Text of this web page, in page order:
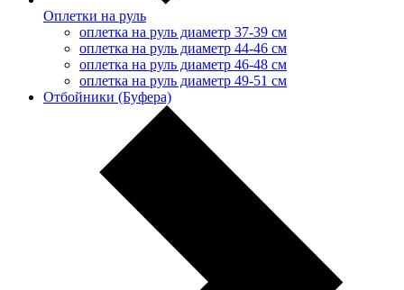
Оплетки на руль
оплетка на руль диаметр 37-39 см
оплетка на руль диаметр 44-46 см
оплетка на руль диаметр 46-48 см
оплетка на руль диаметр 49-51 см
Отбойники (Буфера)